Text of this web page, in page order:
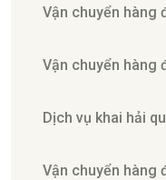
Vận chuyển hàng
Vận chuyển hàng
Dịch vụ khai hải
Vận chuyển hàng